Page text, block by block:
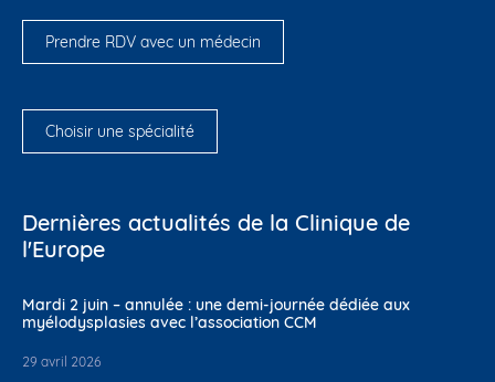
Prendre RDV avec un médecin
Choisir une spécialité
Dernières actualités de la Clinique de
l'Europe
Mardi 2 juin – annulée : une demi-journée dédiée aux
myélodysplasies avec l’association CCM
29 avril 2026